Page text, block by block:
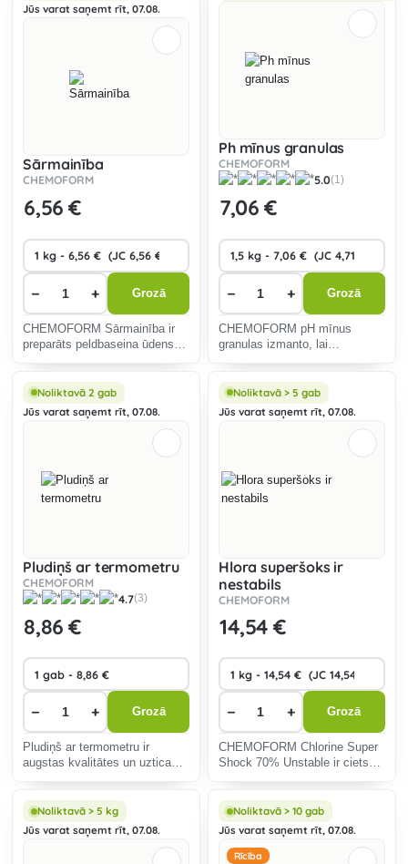
Jūs varat saņemt rīt, 07.08.
Sārmainība
CHEMOFORM
6,56 €
− + Grozā
CHEMOFORM Sārmainība ir
preparāts peldbaseina ūdens
Ph mīnus granulas
CHEMOFORM
5.0(1)
7,06 €
− + Grozā
CHEMOFORM pH mīnus
granulas izmanto, lai
Noliktavā 2 gab
Jūs varat saņemt rīt, 07.08.
Pludiņš ar termometru
CHEMOFORM
4.7(3)
8,86 €
− + Grozā
Pludiņš ar termometru ir
augstas kvalitātes un uzticams
dozēšanai.
Noliktavā > 5 gab
Jūs varat saņemt rīt, 07.08.
Hlora superšoks ir
nestabils
CHEMOFORM
14,54 €
− + Grozā
CHEMOFORM Chlorine Super
Shock 70% Unstable ir ciets
Noliktavā > 5 kg
Jūs varat saņemt rīt, 07.08.
Noliktavā > 10 gab
Jūs varat saņemt rīt, 07.08.
Rīcība